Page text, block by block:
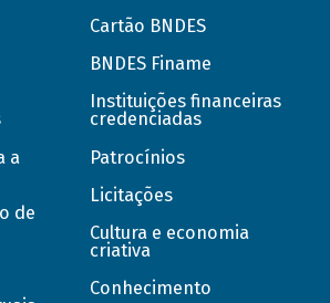
a
de
Cartão BNDES
BNDES Finame
Instituições financeiras
credenciadas
Patrocínios
Licitações
Cultura e economia
criativa
Conhecimento